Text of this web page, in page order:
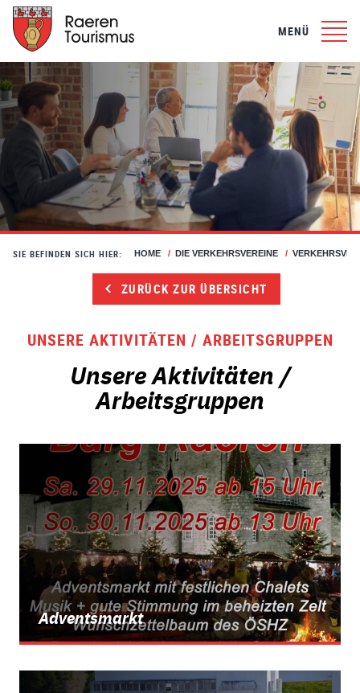
MENÜ
SIE BEFINDEN SICH HIER: HOME / DIE VERKEHRSVEREINE /
ZURÜCK ZUR ÜBERSICHT
UNSERE AKTIVITÄTEN / ARBEITSGRUPPEN
Unsere Aktivitäten /
Arbeitsgruppen
Adventsmarkt